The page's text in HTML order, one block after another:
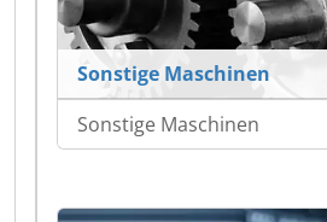
Sonstige Maschinen
Sonstige Maschinen